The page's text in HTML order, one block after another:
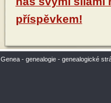
příspěvkem!
Genea - genealogie - genealogické